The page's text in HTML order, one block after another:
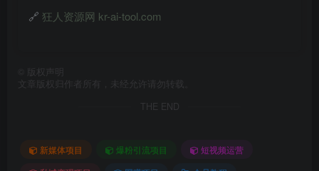
🔗 狂人资源网 kr-ai-tool.com
版权声明
文章版权归作者所有，未经允许请勿转载。
THE END
新媒体项目 爆粉引流项目
短视频运营